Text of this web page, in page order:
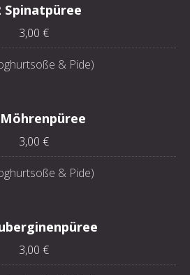
Spinatpüree
3,00 €
& Pide)
3,00 €
& Pide)
3,00 €